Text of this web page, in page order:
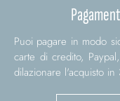
Puoi pagare in modo
carte di credito,
dilazionare l'acquisto in